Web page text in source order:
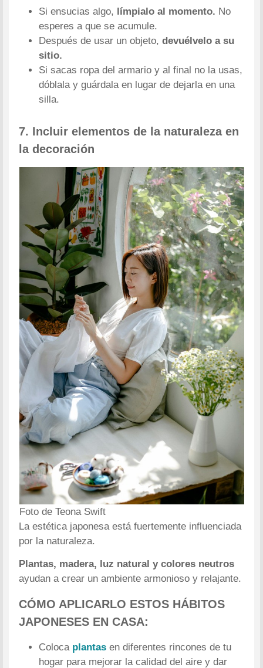
Si ensucias algo, límpialo al momento. No
esperes a que se acumule.
Después de usar un objeto,devuélvelo a su
sitio.
Si sacas ropa del armario y al final no la usas,
dóblala y guárdala en lugar de dejarla en una
silla.
7. Incluir elementos de la naturaleza en
la decoración
Foto de Teona Swift
La estética japonesa está fuertemente influenciada
por la naturaleza.
Plantas, madera, luz natural y colores neutros
ayudan a crear un ambiente armonioso y relajante.
CÓMO APLICARLO ESTOS HÁBITOS
JAPONESES EN CASA:
Coloca plantas en diferentes rincones de tu
hogar para mejorar la calidad del aire y dar